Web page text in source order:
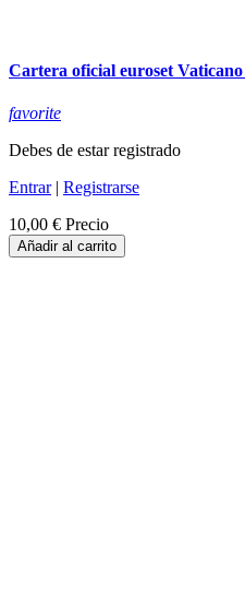
Cartera oficial euroset Vaticano
favorite
Debes de estar registrado
Entrar| Registrarse
10,00 € Precio
Añadir al carrito